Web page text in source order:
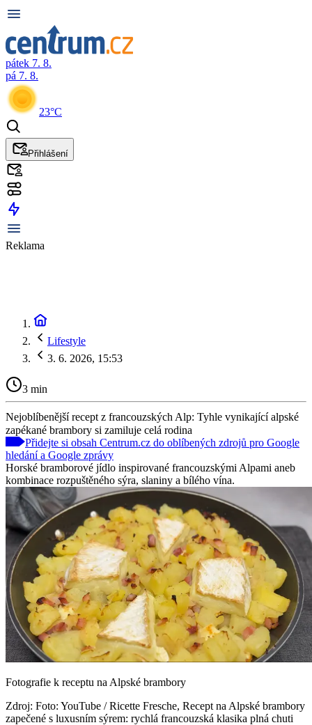
pátek 7. 8.
pá 7. 8.
23°C
Přihlášení
Reklama
Lifestyle
3. 6. 2026, 15:53
3 min
Nejoblíbenější recept z francouzských Alp: Tyhle vynikající alpské
zapékané brambory si zamiluje celá rodina
Přidejte si obsah Centrum.cz do oblíbených zdrojů pro Google
hledání a Google zprávy
Horské bramborové jídlo inspirované francouzskými Alpami aneb
kombinace rozpuštěného sýra, slaniny a bílého vína.
Fotografie k receptu na Alpské brambory
Zdroj: Foto: YouTube / Ricette Fresche, Recept na Alpské brambory
zapečené s luxusním sýrem: rychlá francouzská klasika plná chuti